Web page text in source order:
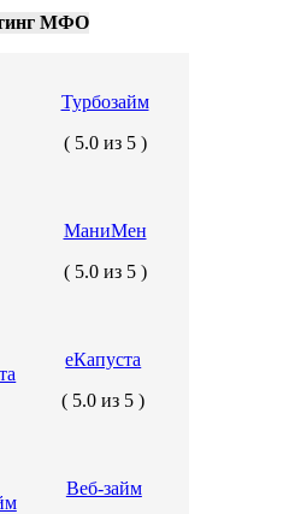
МФО
Турбозайм
( 5.0 из 5 )
МаниМен
( 5.0 из 5 )
еКапуста
( 5.0 из 5 )
Веб-займ